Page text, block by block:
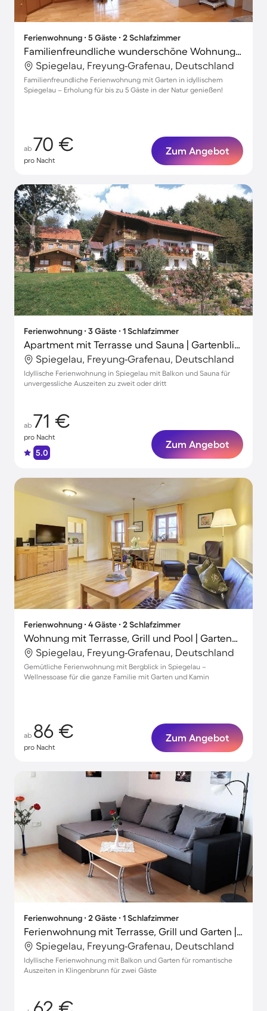
Ferienwohnung ∙ 5 Gäste ∙ 2 Schlafzimmer
Familienfreundliche wunderschöne Wohnung mit Terrasse und Garten
Spiegelau, Freyung-Grafenau, Deutschland
Familienfreundliche Ferienwohnung mit Garten in idyllischem
Spiegelau – Erholung für bis zu 5 Gäste in der Natur genießen!
ab 70 €
pro Nacht
Zum Angebot
Ferienwohnung ∙ 3 Gäste ∙ 1 Schlafzimmer
Apartment mit Terrasse und Sauna | Gartenblick
Spiegelau, Freyung-Grafenau, Deutschland
Idyllische Ferienwohnung in Spiegelau mit Balkon und Sauna für
unvergessliche Auszeiten zu zweit oder dritt
ab 71 €
pro Nacht
5.0
Zum Angebot
Ferienwohnung ∙ 4 Gäste ∙ 2 Schlafzimmer
Wohnung mit Terrasse, Grill und Pool | Gartenblick | Perfekt für die Arbeit von Zuhause
Spiegelau, Freyung-Grafenau, Deutschland
Gemütliche Ferienwohnung mit Bergblick in Spiegelau –
Wellnessoase für die ganze Familie mit Garten und Kamin
ab 86 €
pro Nacht
Zum Angebot
Ferienwohnung ∙ 2 Gäste ∙ 1 Schlafzimmer
Ferienwohnung mit Terrasse, Grill und Garten | Gartenblick
Spiegelau, Freyung-Grafenau, Deutschland
Idyllische Ferienwohnung mit Balkon und Garten für romantische
Auszeiten in Klingenbrunn für zwei Gäste